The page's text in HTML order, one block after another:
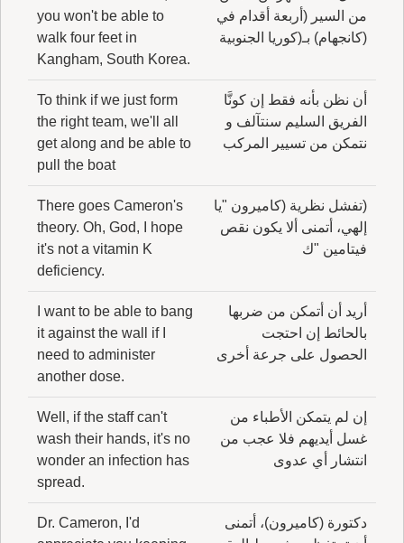
من السير (أربعة أقدام في
(كانجهام) بـ(كوريا الجنوبية
you won't be able to
walk four feet in
Kangham, South Korea.
أن نظن بأنه فقط إن كونَّا
الفريق السليم سنتآلف و
نتمكن من تسيير المركب
To think if we just form
the right team, we'll all
get along and be able to
pull the boat
(تفشل نظرية (كاميرون "يا
إلهي، أتمنى ألا يكون نقص
فيتامين "ك
There goes Cameron's
theory. Oh, God, I hope
it's not a vitamin K
deficiency.
أريد أن أتمكن من ضربها
بالحائط إن احتجت
الحصول على جرعة أخرى
I want to be able to bang
it against the wall if I
need to administer
another dose.
إن لم يتمكن الأطباء من
غسل أيديهم فلا عجب من
انتشار أي عدوى
Well, if the staff can't
wash their hands, it's no
wonder an infection has
spread.
دكتورة (كاميرون)، أتمنى
Dr. Cameron, I'd